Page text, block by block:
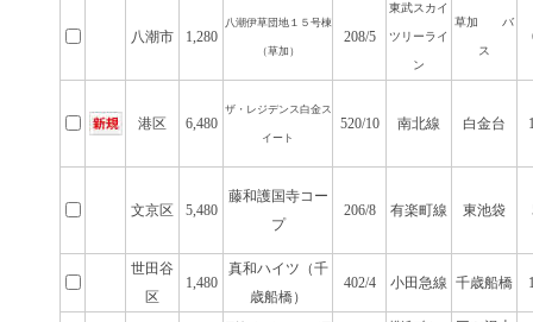
八潮市 1,280
八潮伊草団地１５号棟
（草加）
208/5
東武スカイ
ツリーライ
ン
草加 バ
ス
港区 6,480
ザ・レジデンス白金ス
イート
520/10 南北線 白金台
文京区 5,480
藤和護国寺コー
プ
206/8 有楽町線 東池袋
世田谷
区
1,480
真和ハイツ（千
歳船橋）
402/4 小田急線 千歳船橋